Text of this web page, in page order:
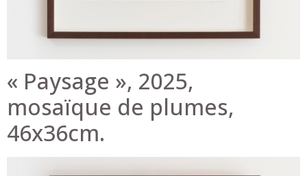
« Paysage », 2025,
mosaïque de plumes,
46x36cm.